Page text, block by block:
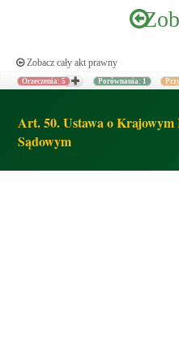
Zobacz cały akt prawny
Orzeczenia: 5 Porównania: 1
Art. 50. Ustawa o Krajowym
Sądowym